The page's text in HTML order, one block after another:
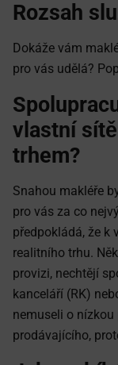
Rozsah
Dokáže vám
pro vás udělá?
vlastní
trhem?
Snahou makléře
pro vás za co
předpokládá, že k
realitního trhu.
provizi, nechtějí
kanceláří (RK)
nemuseli o
prodávajícího,